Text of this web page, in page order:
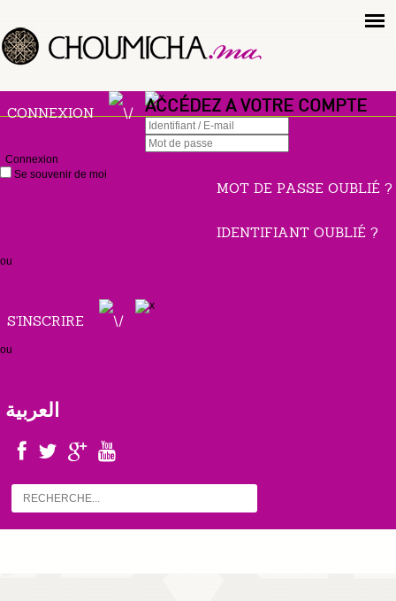
CONNEXION ACCÉDEZ A VOTRE COMPTE
Connexion
Se souvenir de moi
MOT DE PASSE OUBLIÉ ?
IDENTIFIANT OUBLIÉ ?
ou
S'INSCRIRE
ou
العربية